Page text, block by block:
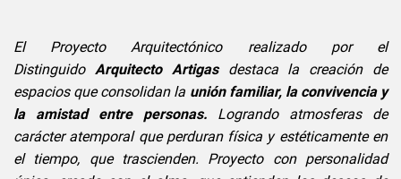
El Proyecto Arquitectónico realizado por el
Distinguido Arquitecto Artigasdestaca la creación de
espacios que consolidan la unión familiar, la convivencia y
la amistad entre personas. Logrando atmosferas de
carácter atemporal que perduran física y estéticamente en
el tiempo, que trascienden. Proyecto con personalidad